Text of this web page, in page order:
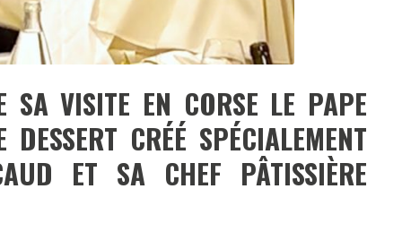
VISITE EN CORSE LE PAPE
CRÉÉ SPÉCIALEMENT
ET SA CHEF PÂTISSIÈRE